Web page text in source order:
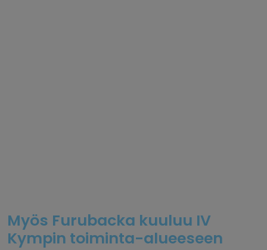
Myös Furubacka kuuluu IV
Kympin toiminta-alueeseen